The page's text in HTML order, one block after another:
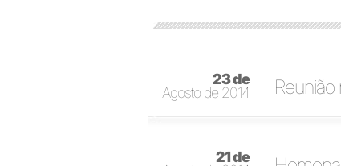
23 de
Agosto de 2014
Reunião
21 de